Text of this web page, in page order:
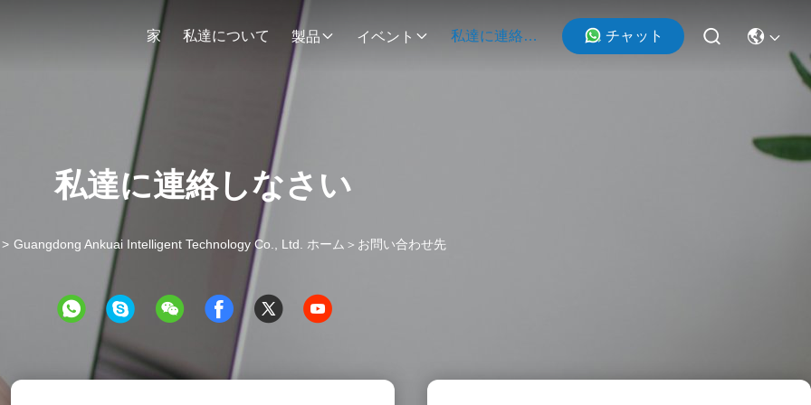
家 私達について 製品 イベント 私達に連絡しなさい チャット
私達に連絡しなさい
> Guangdong Ankuai Intelligent Technology Co., Ltd. ホーム＞お問い合わせ先